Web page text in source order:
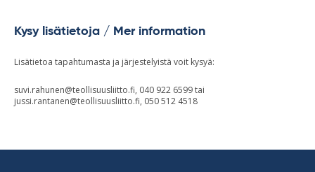
Kysy lisätietoja / Mer information
Lisätietoa tapahtumasta ja järjestelyistä voit kysyä:
suvi.rahunen@teollisuusliitto.fi, 040 922 6599 tai
jussi.rantanen@teollisuusliitto.fi, 050 512 4518